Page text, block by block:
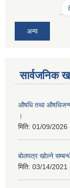
अन्य
सार्वजनिक
औषधि तथा
।
मिति: 01/09/2026
बाेलपत्र खोल्ने
मिति: 03/14/2021